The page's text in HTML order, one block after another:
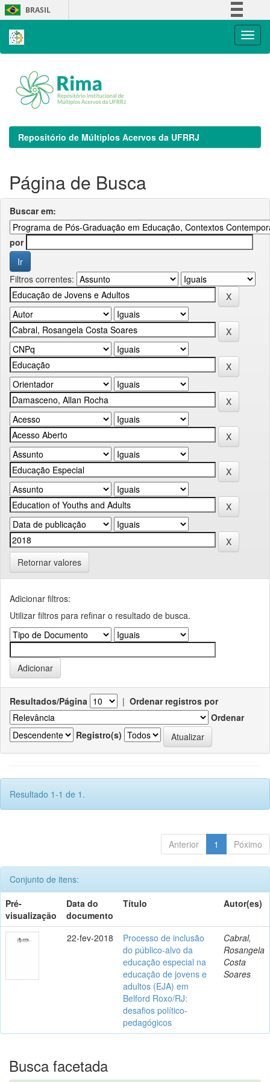
Skip
navigation
BRASIL
Repositório de Múltiplos Acervos da UFRRJ
Página de Busca
Buscar em:
por
Filtros correntes:
Retornar valores
Adicionar filtros:
Utilizar filtros para refinar o resultado de busca.
Resultados/Página | Ordenar registros por
Ordenar
Registro(s)
Resultado 1-1 de 1.
Anterior 1 Póximo
Conjunto de itens:
Pré-
visualização
Data do
documento
Título Autor(es)
22-fev-2018
Processo de inclusão
do público-alvo da
educação especial na
educação de jovens e
adultos (EJA) em
Belford Roxo/RJ:
desafios político-
pedagógicos
Cabral,
Rosangela
Costa
Soares
Busca facetada